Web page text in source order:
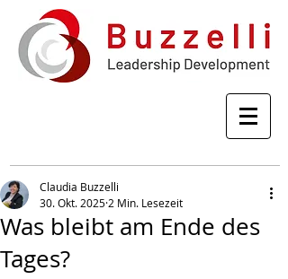
Was bleibt am Ende des
Tages?
Claudia Buzzelli
30. Okt. 2025 2 Min. Lesezeit